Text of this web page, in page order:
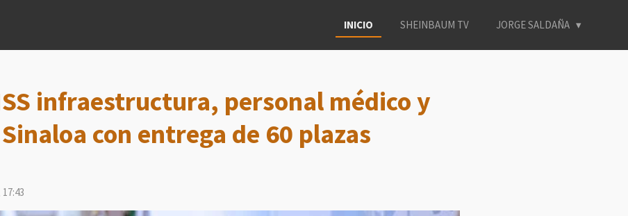
INICIO SHEINBAUM TV JORGE SALDAÑA
infraestructura, personal médico y
con entrega de 60 plazas